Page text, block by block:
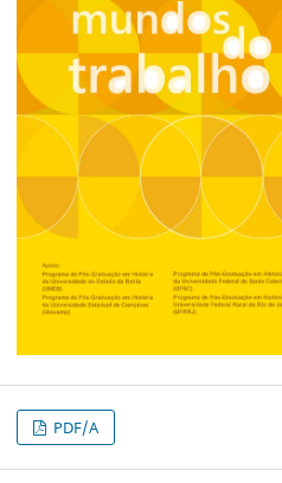
PDF/A